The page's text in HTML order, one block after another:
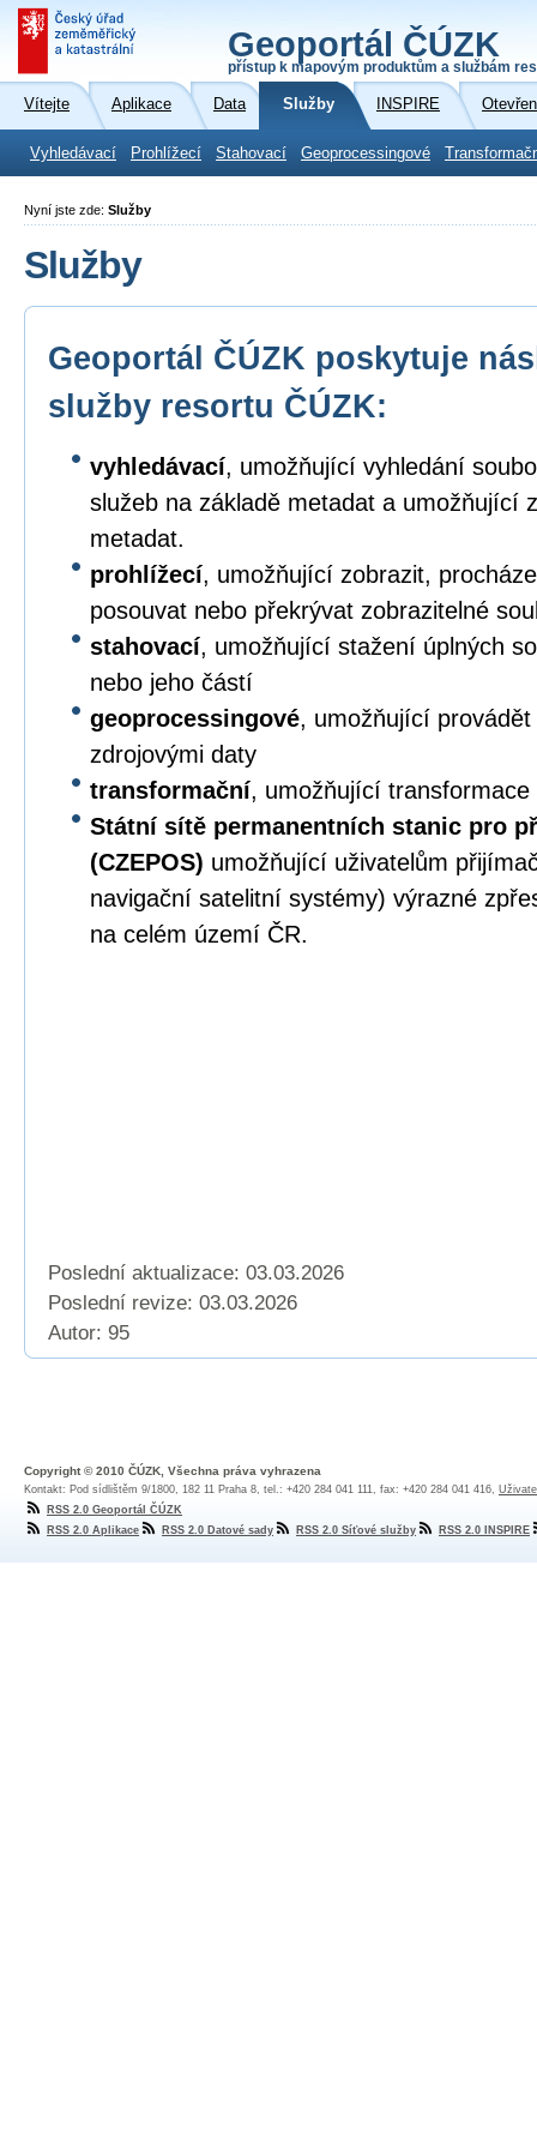
Geoportál ČÚZK
přístup k mapovým produktům a službám
Vítejte Aplikace Data Služby INSPIRE
Vyhledávací Prohlížecí Stahovací Geoprocessingové
Nyní jste zde: Služby
Služby
Geoportál ČÚZK poskytuje
služby resortu ČÚZK:
vyhledávací, umožňující vyhledání
služeb na základě metadat a umožňující
metadat.
prohlížecí, umožňující zobrazit,
posouvat nebo překrývat zobrazitelné
stahovací, umožňující stažení úplných
nebo jeho částí
geoprocessingové, umožňující
zdrojovými daty
transformační, umožňující transformace
Státní sítě permanentních stanic pro
(CZEPOS) umožňující uživatelům
navigační satelitní systémy) výrazné
na celém území ČR.
Poslední aktualizace: 03.03.2026
Poslední revize: 03.03.2026
Autor: 95
Copyright © 2010 ČÚZK, Všechna práva vyhrazena
Kontakt: Pod sídlištěm 9/1800, 182 11 Praha 8, tel.: +420 284 041 111, fax: +420 284 041 416,
RSS 2.0 Geoportál ČÚZK
RSS 2.0 Aplikace
RSS 2.0 Datové sady RSS 2.0 Síťové služby RSS 2.0 INSPIRE